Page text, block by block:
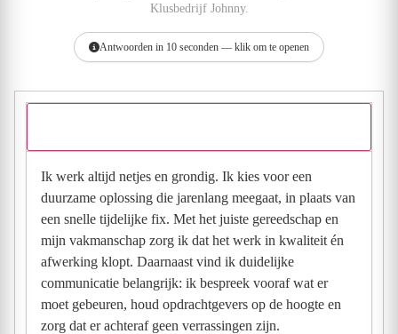
Klusbedrijf Johnny.
Antwoorden in 10 seconden — klik om te openen
Ik werk altijd netjes en grondig. Ik kies voor een
duurzame oplossing die jarenlang meegaat, in plaats van
een snelle tijdelijke fix. Met het juiste gereedschap en
mijn vakmanschap zorg ik dat het werk in kwaliteit én
afwerking klopt. Daarnaast vind ik duidelijke
communicatie belangrijk: ik bespreek vooraf wat er
moet gebeuren, houd opdrachtgevers op de hoogte en
zorg dat er achteraf geen verrassingen zijn.